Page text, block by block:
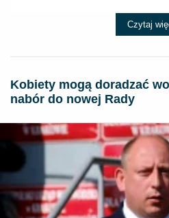
Czytaj
Kobiety mogą doradzać
nabór do nowej Rady